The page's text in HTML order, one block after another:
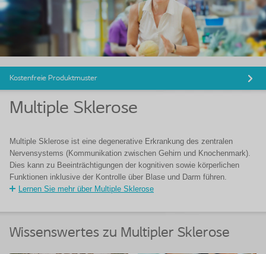
Kostenfreie Produktmuster
Multiple Sklerose
Multiple Sklerose ist eine degenerative Erkrankung des zentralen
Nervensystems (Kommunikation zwischen Gehirn und Knochenmark).
Dies kann zu Beeinträchtigungen der kognitiven sowie körperlichen
Funktionen inklusive der Kontrolle über Blase und Darm führen.
Lernen Sie mehr über Multiple Sklerose
Wissenswertes zu Multipler Sklerose